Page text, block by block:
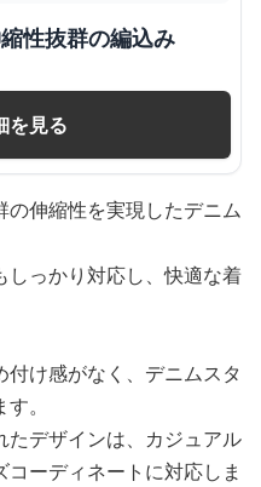
性抜群の編込み
を見る
伸縮性を実現したデニム
しっかり対応し、快適な着
け感がなく、デニムスタ
。
たデザインは、カジュアル
ーディネートに対応しま